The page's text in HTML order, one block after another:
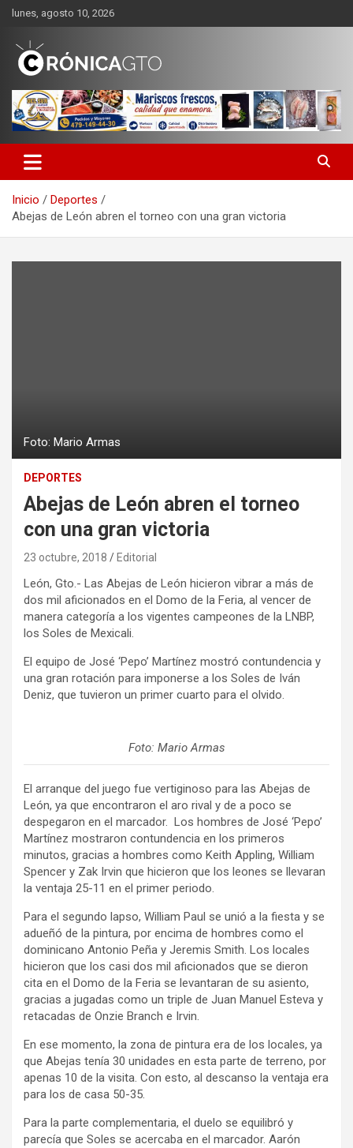
Saltar
contenido
lunes, agosto 10, 2026
CRONICA GUANAJUATO
Inicio
Deportes
Abejas de León abren el torneo con una gran victoria
Foto: Mario Armas
DEPORTES
Abejas de León abren el torneo
con una gran victoria
23 octubre, 2018 Editorial
León, Gto.- Las Abejas de León hicieron vibrar a más de
dos mil aficionados en el Domo de la Feria, al vencer de
manera categoría a los vigentes campeones de la LNBP,
los Soles de Mexicali.
El equipo de José ‘Pepo’ Martínez mostró contundencia y
una gran rotación para imponerse a los Soles de Iván
Deniz, que tuvieron un primer cuarto para el olvido.
Foto: Mario Armas
El arranque del juego fue vertiginoso para las Abejas de
León, ya que encontraron el aro rival y de a poco se
despegaron en el marcador. Los hombres de José ‘Pepo’
Martínez mostraron contundencia en los primeros
minutos, gracias a hombres como Keith Appling, William
Spencer y Zak Irvin que hicieron que los leones se llevaran
la ventaja 25-11 en el primer periodo.
Para el segundo lapso, William Paul se unió a la fiesta y se
adueñó de la pintura, por encima de hombres como el
dominicano Antonio Peña y Jeremis Smith. Los locales
hicieron que los casi dos mil aficionados que se dieron
cita en el Domo de la Feria se levantaran de su asiento,
gracias a jugadas como un triple de Juan Manuel Esteva y
retacadas de Onzie Branch e Irvin.
En ese momento, la zona de pintura era de los locales, ya
que Abejas tenía 30 unidades en esta parte de terreno, por
apenas 10 de la visita. Con esto, al descanso la ventaja era
para los de casa 50-35.
Para la parte complementaria, el duelo se equilibró y
parecía que Soles se acercaba en el marcador. Aarón